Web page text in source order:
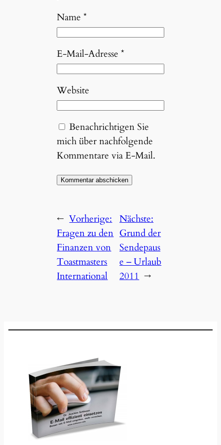
Name*
E-Mail-Adresse*
Website
Benachrichtigen Sie
mich über nachfolgende
Kommentare via E-Mail.
← Vorherige:
Fragen zu den
Finanzen von
Toastmasters
International
Nächste:
Grund der
Sendepaus
e – Urlaub
2011 →